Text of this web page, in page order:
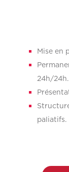
Mise en
24h/24h.
paliatifs.